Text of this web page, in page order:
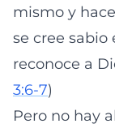
mismo y
se cree sabio
reconoce a
3:6-7)
Pero no hay